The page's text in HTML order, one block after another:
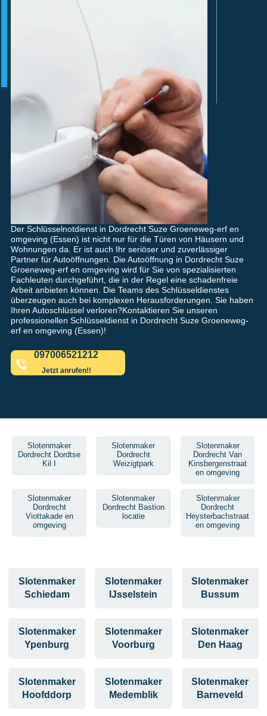
Der Schlüsselnotdienst in Dordrecht Suze Groeneweg-erf en
omgeving (Essen) ist nicht nur für die Türen von Häusern und
Wohnungen da. Er ist auch Ihr seriöser und zuverlässiger
Partner für Autoöffnungen. Die Autoöffnung in Dordrecht Suze
Groeneweg-erf en omgeving wird für Sie von spezialisierten
Fachleuten durchgeführt, die in der Regel eine schadenfreie
Arbeit anbieten können. Die Teams des Schlüsseldienstes
überzeugen auch bei komplexen Herausforderungen. Sie haben
Ihren Autoschlüssel verloren?Kontaktieren Sie unseren
professionellen Schlüsseldienst in Dordrecht Suze Groeneweg-
erf en omgeving (Essen)!
097006521212
Jetzt anrufen!!
Slotenmaker
Dordrecht Dordtse
Kil I
Slotenmaker
Dordrecht
Weizigtpark
Slotenmaker
Dordrecht Van
Kinsbergenstraat
en omgeving
Slotenmaker
Dordrecht
Viottakade en
omgeving
Slotenmaker
Dordrecht Bastion
locatie
Slotenmaker
Dordrecht
Heysterbachstraat
en omgeving
Slotenmaker
Schiedam
Slotenmaker
IJsselstein
Slotenmaker
Bussum
Slotenmaker
Ypenburg
Slotenmaker
Voorburg
Slotenmaker
Den Haag
Slotenmaker
Hoofddorp
Slotenmaker
Medemblik
Slotenmaker
Barneveld